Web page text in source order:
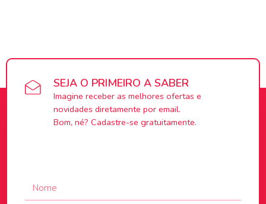
SEJA O PRIMEIRO A SABER
Imagine receber as melhores ofertas e
novidades diretamente por email.
Bom, né? Cadastre-se gratuitamente.